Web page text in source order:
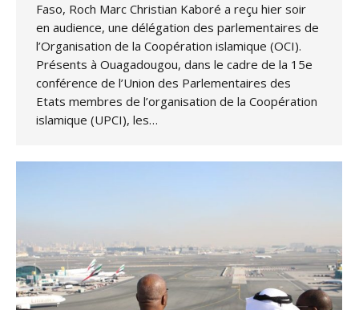
Faso, Roch Marc Christian Kaboré a reçu hier soir
en audience, une délégation des parlementaires de
l’Organisation de la Coopération islamique (OCI).
Présents à Ouagadougou, dans le cadre de la 15e
conférence de l’Union des Parlementaires des
Etats membres de l’organisation de la Coopération
islamique (UPCI), les…